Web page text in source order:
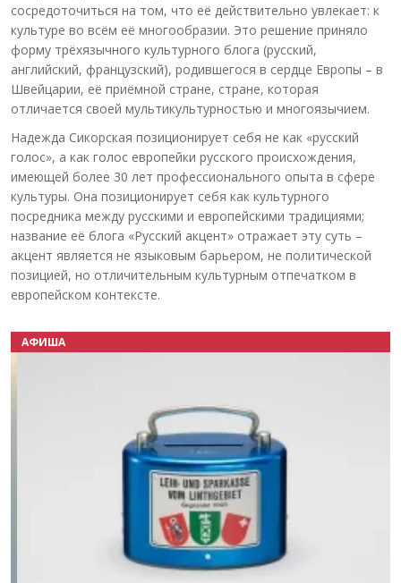
сосредоточиться на том, что её действительно увлекает: к
культуре во всём её многообразии. Это решение приняло
форму трёхязычного культурного блога (русский,
английский, французский), родившегося в сердце Европы – в
Швейцарии, её приёмной стране, стране, которая
отличается своей мультикультурностью и многоязычием.
Надежда Сикорская позиционирует себя не как «русский
голос», а как голос европейки русского происхождения,
имеющей более 30 лет профессионального опыта в сфере
культуры. Она позиционирует себя как культурного
посредника между русскими и европейскими традициями;
название её блога «Русский акцент» отражает эту суть –
акцент является не языковым барьером, не политической
позицией, но отличительным культурным отпечатком в
европейском контексте.
АФИША